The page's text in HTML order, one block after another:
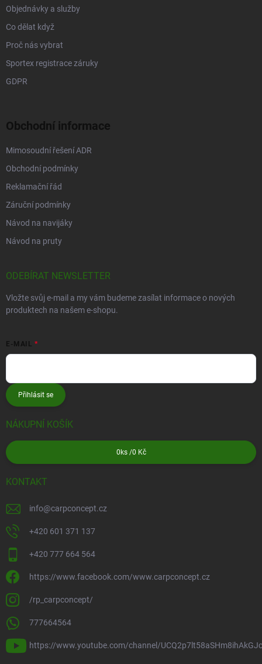
Objednávky a služby
Co dělat když
Proč nás vybrat
Sportex registrace záruky
GDPR
Obchodní informace
Mimosoudní řešení ADR
Obchodní podmínky
Reklamační řád
Záruční podmínky
Návod na navijáky
Návod na pruty
ODEBÍRAT NEWSLETTER
Vložte svůj e-mail a my vám budeme zasílat informace o nových
produktech na našem e-shopu.
E-MAIL
Přihlásit se
NÁKUPNÍ KOŠÍK
0 ks /0 Kč
KONTAKT
info@carpconcept.cz
+420 601 371 137
+420 777 664 564
https://www.facebook.com/www.carpconcept.cz
/rp_carpconcept/
777664564
https://www.youtube.com/channel/